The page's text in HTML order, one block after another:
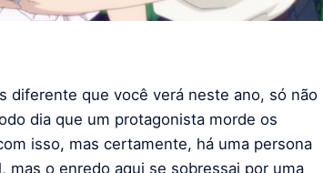
diferente que você verá neste ano, só não
dia que um protagonista morde os
isso, mas certamente, há uma persona
mas o enredo aqui se sobressai por uma